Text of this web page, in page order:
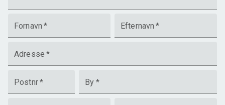
Fornavn * Efternavn *
Adresse *
Postnr* By *